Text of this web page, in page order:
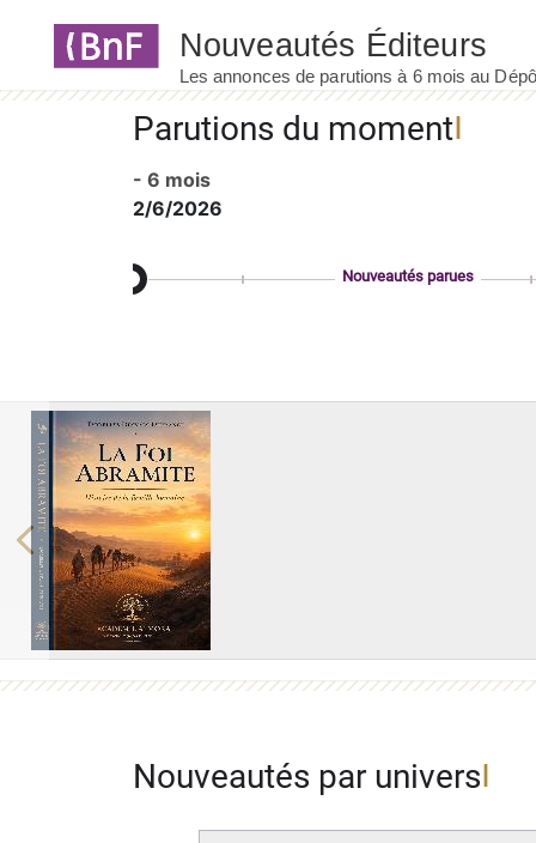
Parutions du moment
- 6 mois
2/6/2026
Nouveautés parues
Previous
Nouveautés par univers